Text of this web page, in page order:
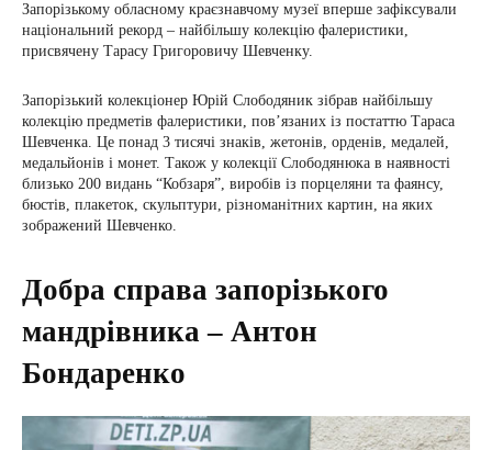
Запорізькому обласному краєзнавчому музеї вперше зафіксували
національний рекорд – найбільшу колекцію фалеристики,
присвячену Тарасу Григоровичу Шевченку.
Запорізький колекціонер Юрій Слободяник зібрав найбільшу
колекцію предметів фалеристики, пов’язаних із постаттю Тараса
Шевченка. Це понад 3 тисячі знаків, жетонів, орденів, медалей,
медальйонів і монет. Також у колекції Слободянюка в наявності
близько 200 видань “Кобзаря”, виробів із порцеляни та фаянсу,
бюстів, плакеток, скульптури, різноманітних картин, на яких
зображений Шевченко.
Добра справа запорізького
мандрівника – Антон
Бондаренко